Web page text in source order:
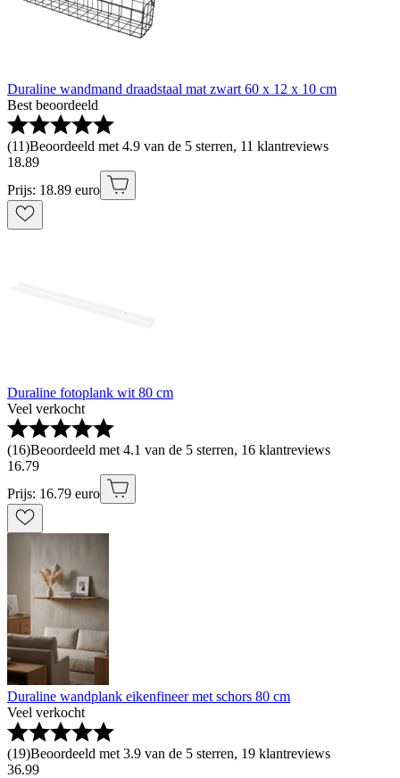
Duraline wandmand draadstaal mat zwart 60 x 12 x 10 cm
Best beoordeeld
(11)Beoordeeld met 4.9 van de 5 sterren, 11 klantreviews
18.89
Prijs: 18.89 euro
Duraline fotoplank wit 80 cm
Veel verkocht
(16)Beoordeeld met 4.1 van de 5 sterren, 16 klantreviews
16.79
Prijs: 16.79 euro
Duraline wandplank eikenfineer met schors 80 cm
Veel verkocht
(19)Beoordeeld met 3.9 van de 5 sterren, 19 klantreviews
36.99